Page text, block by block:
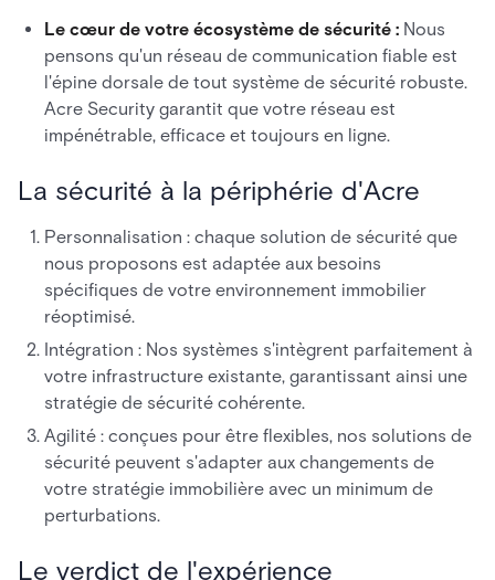
Le cœur de votre écosystème de sécurité : Nous
pensons qu'un réseau de communication fiable est
l'épine dorsale de tout système de sécurité robuste.
Acre Security garantit que votre réseau est
impénétrable, efficace et toujours en ligne.
La sécurité à la périphérie d'Acre
Personnalisation : chaque solution de sécurité que
nous proposons est adaptée aux besoins
spécifiques de votre environnement immobilier
réoptimisé.
Intégration : Nos systèmes s'intègrent parfaitement à
votre infrastructure existante, garantissant ainsi une
stratégie de sécurité cohérente.
Agilité : conçues pour être flexibles, nos solutions de
sécurité peuvent s'adapter aux changements de
votre stratégie immobilière avec un minimum de
perturbations.
Le verdict de l'expérience